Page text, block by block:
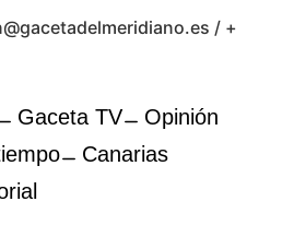
/ +
Gaceta TV
Opinión
Canarias